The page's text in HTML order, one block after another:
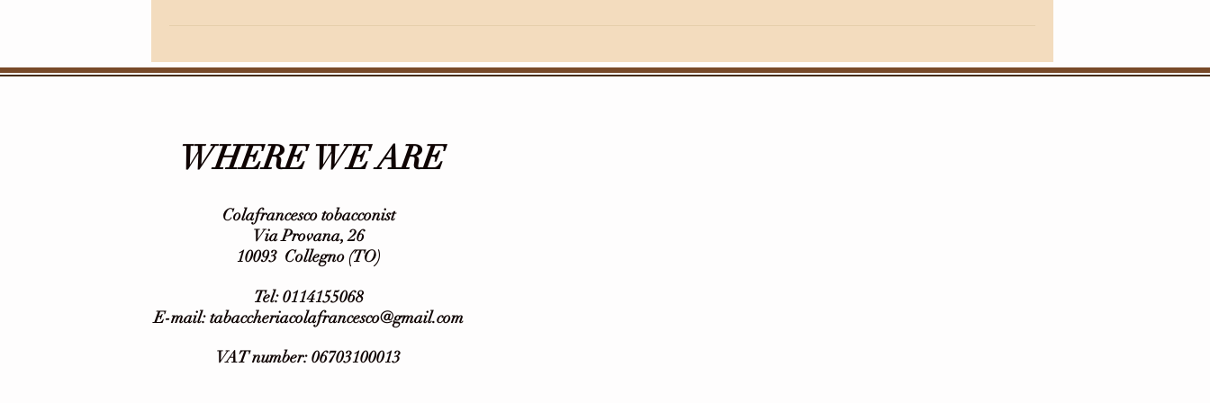
WHERE WE ARE
Colafrancesco tobacconist
Via Provana, 26
10093 Collegno (TO)
Tel: 0114155068
E-mail:tabaccheriacolafrancesco@gmail.com
VAT number: 06703100013